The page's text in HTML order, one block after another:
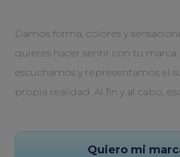
Damos forma, colores y
quieres hacer sentir con tu
escuchamos y representamos el
propia realidad. Al fin y al cabo,
Quiero mi